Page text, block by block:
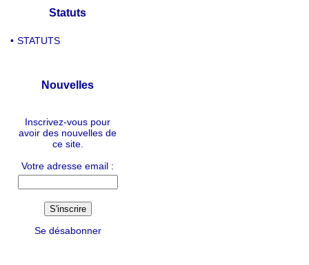
Statuts
• STATUTS
Nouvelles
Inscrivez-vous pour
avoir des nouvelles de
ce site.
Votre adresse email :
Se désabonner